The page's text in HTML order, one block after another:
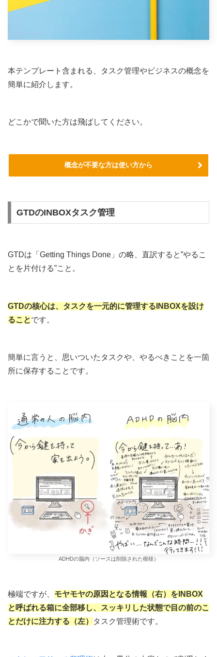
本テンプレート含まれる、タスク管理やビジネスの概念を
簡単に紹介します。
どこかで聞いた方は飛ばしてください。
概念が不要な方は使い方から
GTDのINBOXタスク管理
GTDは「Getting Things Done」の略、直訳すると”やるこ
とを片付ける”こと。
GTDの核心は、タスクを一元的に管理するINBOXを設け
ることです。
簡単に言うと、思いついたタスクや、やるべきことを一箇
所に保存することです。
ADHDの脳内（ソースは削除された模様）
極端ですが、 モヤモヤの原因となる情報（右）をINBOX
と呼ばれる箱に全部移し、スッキリした状態で目の前のこ
とだけに注力する（左）
タスク管理術です。